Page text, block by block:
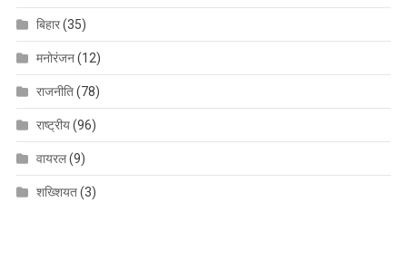
बिहार(35)
मनोरंजन(12)
राजनीति(78)
राष्ट्रीय(96)
वायरल(9)
शख्शियत(3)